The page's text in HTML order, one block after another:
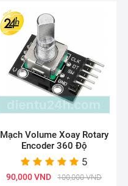
Mạch Volume Xoay Rotary
Encoder 360 Độ
5
90,000 VND 100,000 VND